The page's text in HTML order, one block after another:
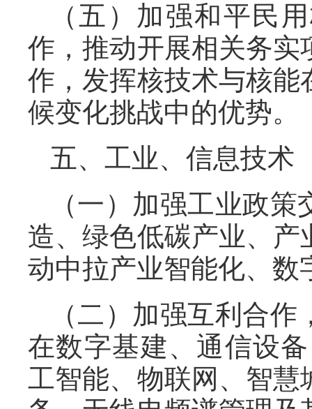
（五）加强和平民
作，推动开展相关务
作，发挥核技术与核
候变化挑战中的优势。
五、工业、信息技术
（一）加强工业政
造、绿色低碳产业、
动中拉产业智能化、数
（二）加强互利合
在数字基建、通信设
工智能、物联网、智